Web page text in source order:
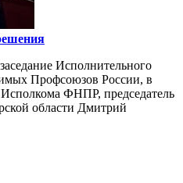
Исполнительного
Профсоюзов России, в
ФНПР, председатель
области Дмитрий